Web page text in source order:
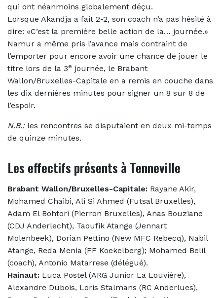
qui ont néanmoins globalement déçu.
Lorsque Akandja a fait 2-2, son coach n’a pas hésité à
dire: «C’est la première belle action de la… journée.»
Namur a même pris l’avance mais contraint de
l’emporter pour encore avoir une chance de jouer le
titre lors de la 3e journée, le Brabant
Wallon/Bruxelles-Capitale en a remis en couche dans
les dix dernières minutes pour signer un 8 sur 8 de
l’espoir.
N.B.:les rencontres se disputaient en deux mi-temps
de quinze minutes.
Les effectifs présents à Tenneville
Brabant Wallon/Bruxelles-Capitale: Rayane Akir,
Mohamed Chaibi, Ali Si Ahmed (Futsal Bruxelles),
Adam El Bohtori (Pierron Bruxelles), Anas Bouziane
(CDJ Anderlecht), Taoufik Atange (Jennart
Molenbeek), Dorian Pettino (New MFC Rebecq), Nabil
Atange, Reda Menia (FF Koekelberg); Mohamed Belil
(coach), Antonio Matarrese (délégué).
Hainaut: Luca Postel (ARG Junior La Louvière),
Alexandre Dubois, Loris Stalmans (RC Anderlues),